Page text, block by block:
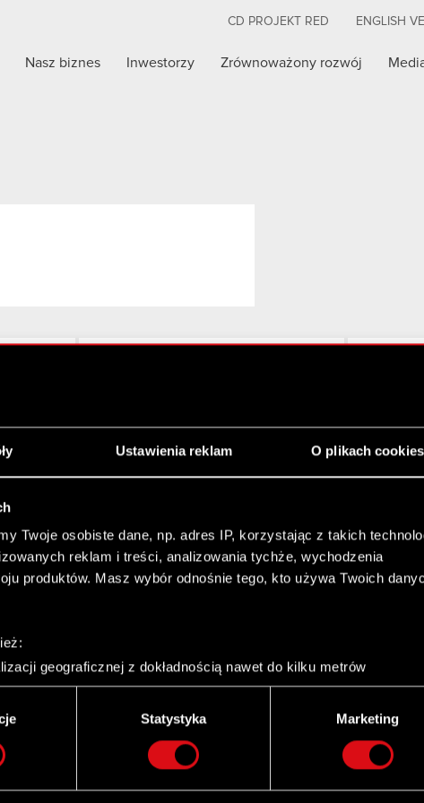
Ustawienia reklam O plikach cookies
Twoje osobiste dane, np. adres IP, korzystając z takich
reklam i treści, analizowania tychże, wychodzenia
produktów. Masz wybór odnośnie tego, kto używa Twoich
geograficznej z dokładnością nawet do kilku metrów
analizując charakteryzującego je zbiory danych (fingerprinting,
dane są przetwarzane oraz ustaw własne preferencje w
zmienić lub wycofać swoją zgodę w dowolnej chwili.
treści i reklam, aby oferować funkcje społecznościowe i
Statystyka Marketing
CD PROJEKT RED ENGLISH
Nasz biznes Inwestorzy Zrównoważony rozwój
CD PROJEKT S.A.
ul. Jagiellońska 74
recepcja@cdprojekt.com
Wsparcie techniczne:
Media i inwestorzy:
Kontakt ESG:
esg@cdprojekt.com
Kontakt dla